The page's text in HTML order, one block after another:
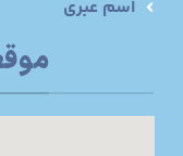
اسم عبری